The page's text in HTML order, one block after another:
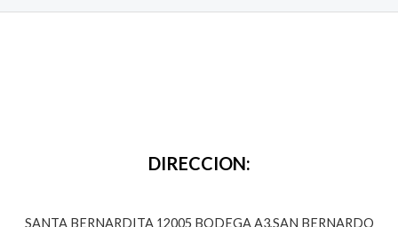
DIRECCION:
SANTA BERNARDITA 12005 BODEGA A3,SAN BERNARDO